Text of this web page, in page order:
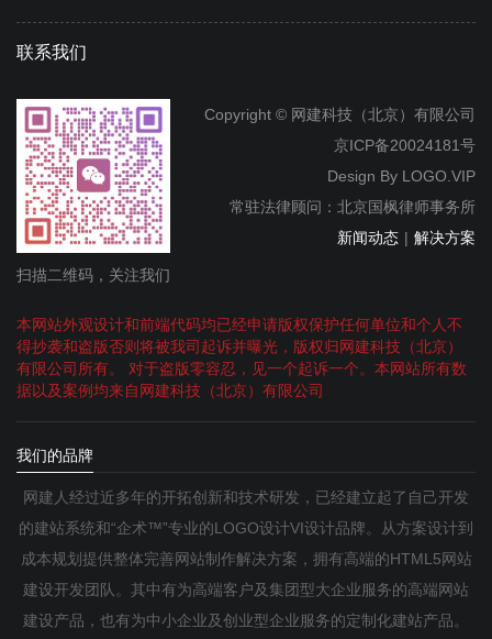
联系我们
扫描二维码，关注我们
Copyright © 网建科技（北京）有限公司
京ICP备20024181号
Design By LOGO.VIP
常驻法律顾问：北京国枫律师事务所
新闻动态 | 解决方案
本网站外观设计和前端代码均已经申请版权保护任何单位和个人不
得抄袭和盗版否则将被我司起诉并曝光，版权归网建科技（北京）
有限公司所有。 对于盗版零容忍，见一个起诉一个。本网站所有数
据以及案例均来自网建科技（北京）有限公司
我们的品牌
网建人经过近多年的开拓创新和技术研发，已经建立起了自己开发
的建站系统和“企术™”专业的LOGO设计VI设计品牌。从方案设计到
成本规划提供整体完善网站制作解决方案，拥有高端的HTML5网站
建设开发团队。其中有为高端客户及集团型大企业服务的高端网站
建设产品，也有为中小企业及创业型企业服务的定制化建站产品。